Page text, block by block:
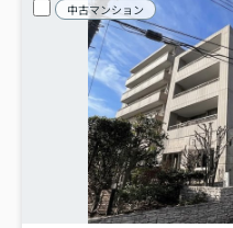
中古マンション